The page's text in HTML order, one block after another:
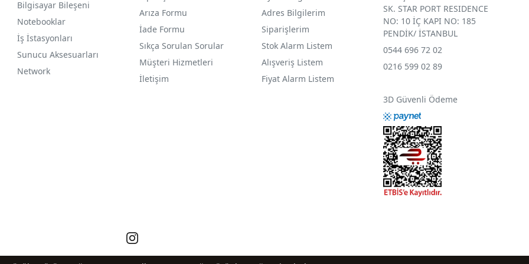
Bilgisayar Bileşeni
Notebooklar
İş İstasyonları
Sunucu Aksesuarları
Network
Arıza Formu
İade Formu
Sıkça Sorulan Sorular
Müşteri Hizmetleri
İletişim
Adres Bilgilerim
Siparişlerim
Stok Alarm Listem
Alışveriş Listem
Fiyat Alarm Listem
SK. STAR PORT RESIDENCE
NO: 10 İÇ KAPI NO: 185
PENDİK/ İSTANBUL
0544 696 72 02
0216 599 02 89
3D Güvenli Ödeme